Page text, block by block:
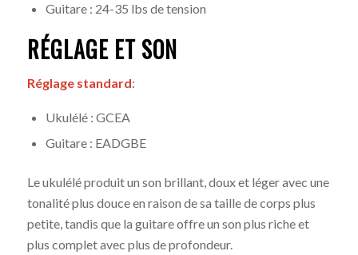
Guitare : 24-35 lbs de tension
RÉGLAGE ET SON
Réglage standard:
Ukulélé : GCEA
Guitare : EADGBE
Le ukulélé produit un son brillant, doux et léger avec une
tonalité plus douce en raison de sa taille de corps plus
petite, tandis que la guitare offre un son plus riche et
plus complet avec plus de profondeur.